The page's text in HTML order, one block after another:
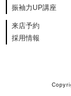
振袖力UP講座
来店予約
採用情報